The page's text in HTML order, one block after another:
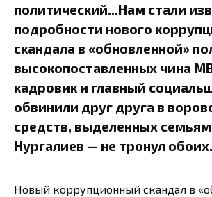
политический...Нам стали
подробности нового
скандала в «обновленной»
высокопоставленных чина
кадровик и главный
обвинили друг друга в
средств, выделенных
Нургалиев — не тронул
Новый коррупционный скандал в